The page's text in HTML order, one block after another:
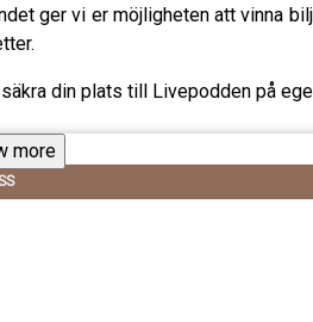
ger vi er möjligheten att vinna
din plats till Livepodden på
more